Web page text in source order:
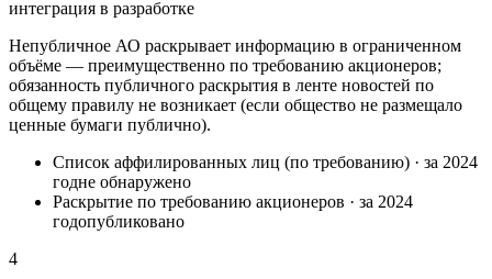
интеграция в разработке
Непубличное АО раскрывает информацию в ограниченном
объёме — преимущественно по требованию акционеров;
обязанность публичного раскрытия в ленте новостей по
общему правилу не возникает (если общество не размещало
ценные бумаги публично).
Список аффилированных лиц (по требованию) · за 2024
годне обнаружено
Раскрытие по требованию акционеров · за 2024
годопубликовано
4